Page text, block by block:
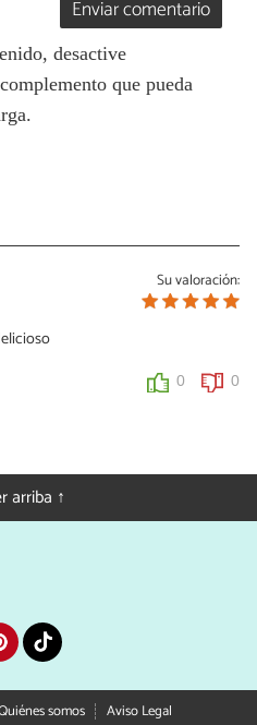
Enviar comentario
desactive
que pueda
Su valoración:
0 0
y recuerda si deseas
receta!!! un abrazo enorme!
arriba ↑
somos
Aviso Legal